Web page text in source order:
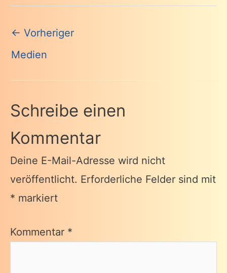
Beitragsnavigation
← Vorheriger
Medien
Schreibe einen
Kommentar
Deine E-Mail-Adresse wird nicht
veröffentlicht. Erforderliche Felder sind mit
* markiert
Kommentar *